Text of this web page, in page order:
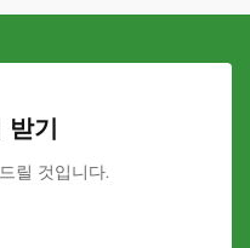
받기
릴 것입니다.